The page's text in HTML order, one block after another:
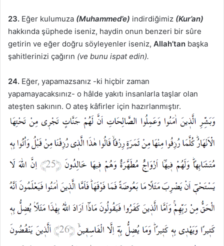
23. Eğer kulumuza (Muhammed’e) indirdiğimiz (Kur’an)
hakkında şüphede iseniz, haydin onun benzeri bir sûre
getirin ve eğer doğru söyleyenler iseniz, Allah’tan başka
şahitlerinizi çağırın (ve bunu ispat edin).
24. Eğer, yapamazsanız -ki hiçbir zaman
yapamayacaksınız- o hâlde yakıtı insanlarla taşlar olan
ateşten sakının. O ateş kâfirler için hazırlanmıştır.